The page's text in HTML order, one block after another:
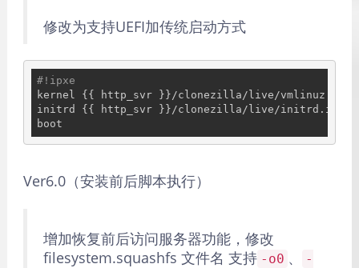
修改为支持UEFI加传统启动方式
#!ipxe
kernel {{ http_svr }}/clonezilla/live/vmlinuz
initrd {{ http_svr }}/clonezilla/live/initrd.img
Ver6.0（安装前后脚本执行）
增加恢复前后访问服务器功能，修改
filesystem.squashfs 文件名 支持 -o0 、
-